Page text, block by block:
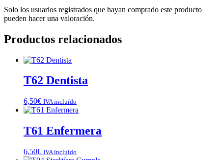
Solo los usuarios registrados que hayan comprado este producto
pueden hacer una valoración.
Productos relacionados
T62 Dentista
6,50€ IVA incluído
T61 Enfermera
6,50€ IVA incluído